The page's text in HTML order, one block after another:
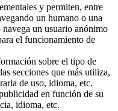
y permiten, entre
un humano o una
un usuario anónimo
el funcionamiento de
sobre el tipo de
secciones que más utiliza,
de uso, idioma, etc.
en función de su
idioma, etc.